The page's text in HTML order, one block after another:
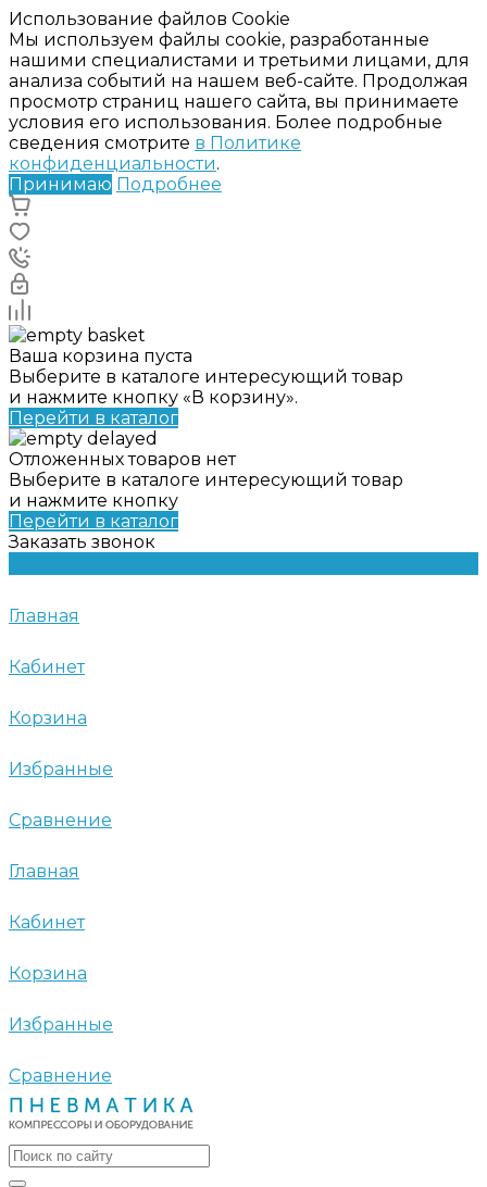
Использование файлов Cookie
Мы используем файлы cookie, разработанные
нашими специалистами и третьими лицами, для
анализа событий на нашем веб-сайте. Продолжая
просмотр страниц нашего сайта, вы принимаете
условия его использования. Более подробные
сведения смотрите в Политике
конфиденциальности.
Принимаю Подробнее
Ваша корзина пуста
Выберите в каталоге интересующий товар
и нажмите кнопку «В корзину».
Перейти в каталог
Отложенных товаров нет
Выберите в каталоге интересующий товар
и нажмите кнопку
Перейти в каталог
Заказать звонок
Главная
Кабинет
Корзина
Избранные
Сравнение
Главная
Кабинет
Корзина
Избранные
Сравнение